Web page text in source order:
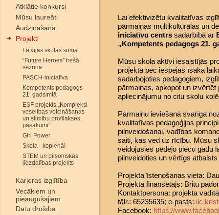
Atklātie konkursi
Mūsu laureāti
Audzināšana
Projekti
Latvijas skolas soma
“Future Heroes” trešā
sezona
PASCH-iniciatīva
Kompetents pedagogs
21. gadsimtā
ESF projekts „Kompleksi
veselības veicināšanas
un slimību profilakses
pasākumi”
Girl Power
Skola - kopienā!
STEM un pilsoniskās
līdzdalības projekts
Karjeras izglītība
Vecākiem un
pieaugušajiem
Datu drošība
Lai efektivizētu kvalitatīvas
pārmaiņas multikulturālas un
iniciatīvu centrs sadarbībā ar
„Kompetents pedagogs 21.
Mūsu skola aktīvi iesaistījās
projektā pēc iespējas īsākā
sadarbojoties pedagogiem,
pārmaiņas, apkopot un
apliecinājumu no citu skolu
Pārmaiņu ieviešanā svarīga
kvalitatīvas pedagoģijas
pilnveidošanai, vadības
saiti, kas ved uz rīcību. Mūsu
veidojusies pēdējo piecu gadu
pilnveidoties un vērtīgs
Projekta īstenošanas vieta:
Projekta finansētājs: Britu
Kontaktpersona: projekta
tālr.: 65235635; e-pasts:
Facebook: https://